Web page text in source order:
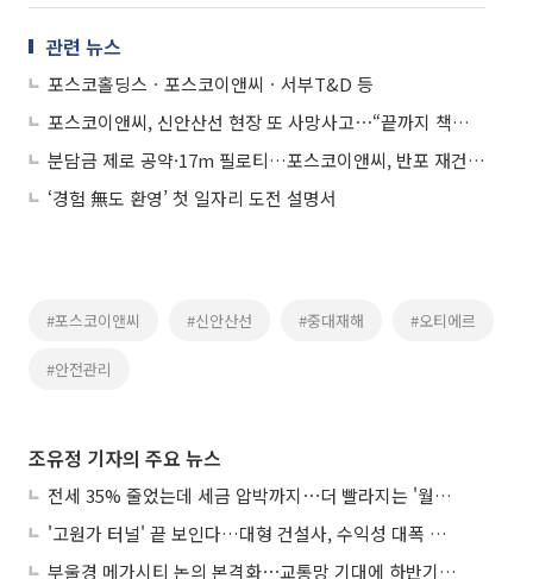
관련 뉴스
포스코홀딩스ㆍ포스코이앤씨ㆍ서부T&D 등
포스코이앤씨, 신안산선 현장 또 사망사고⋯“끝까지 책임 다하겠다” 사과
분담금 제로 공약·17m 필로티…포스코이앤씨, 반포 재건축에 올인
‘경험 無도 환영’ 첫 일자리 도전 설명서
#포스코이앤씨 #신안산선 #중대재해 #오티에르
#안전관리
조유정 기자의 주요 뉴스
전세 35% 줄었는데 세금 압박까지⋯더 빨라지는 '월세화'
'고원가 터널' 끝 보인다…대형 건설사, 수익성 대폭 개선
부울경 메가시티 논의 본격화⋯교통망 기대에 하반기 분양시장 '주목'